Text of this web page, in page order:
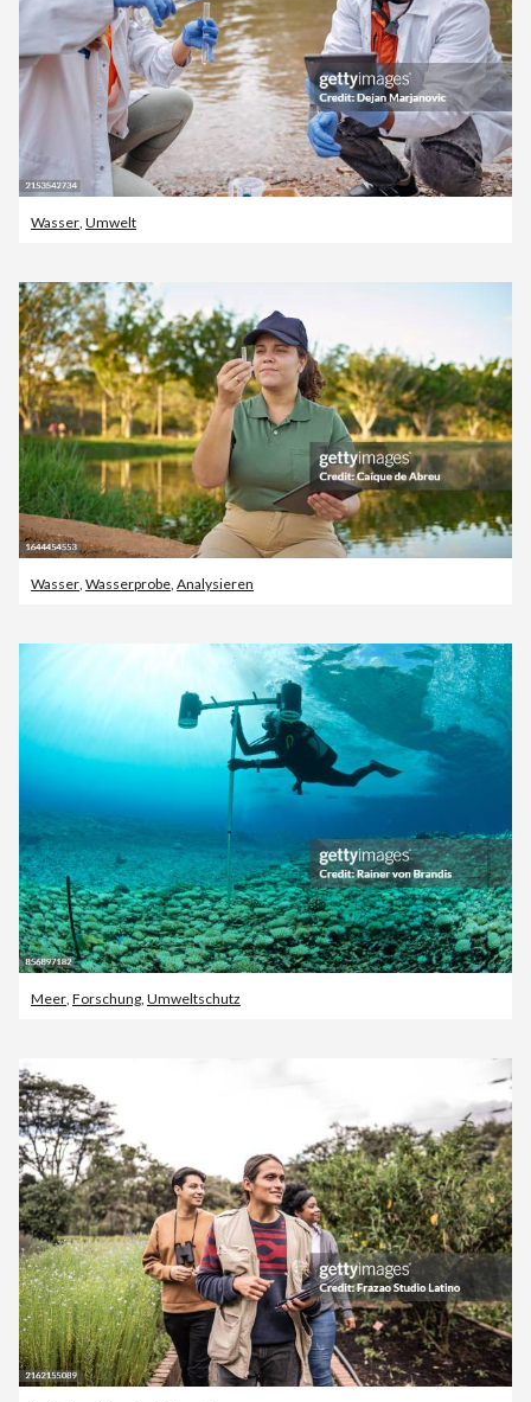
Wasser Umwelt
Wasser, Wasserprobe, Analysieren
Meer Forschung Umweltschutz